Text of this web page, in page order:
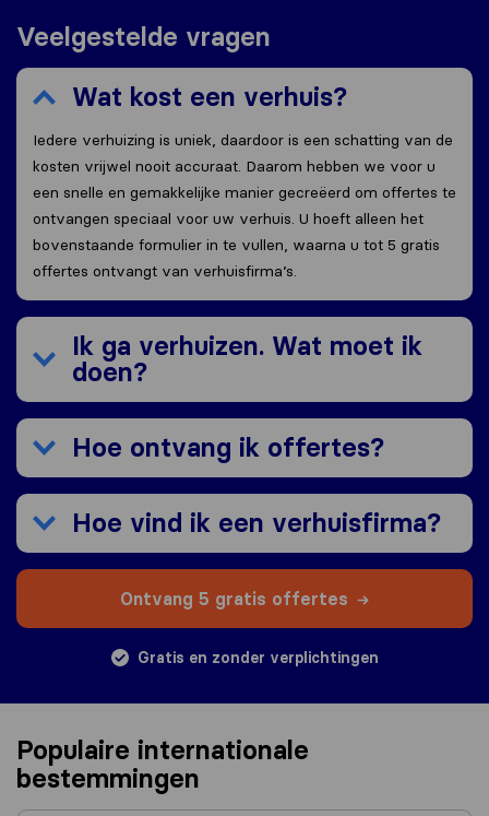
Veelgestelde vragen
Wat kost een verhuis?
Iedere verhuizing is uniek, daardoor is een schatting van de
kosten vrijwel nooit accuraat. Daarom hebben we voor u
een snelle en gemakkelijke manier gecreëerd om offertes te
ontvangen speciaal voor uw verhuis. U hoeft alleen het
bovenstaande formulier in te vullen, waarna u tot 5 gratis
offertes ontvangt van verhuisfirma’s.
Ik ga verhuizen. Wat moet ik
doen?
Hoe ontvang ik offertes?
Hoe vind ik een verhuisfirma?
Ontvang 5 gratis offertes
Gratis en zonder verplichtingen
Populaire internationale
bestemmingen